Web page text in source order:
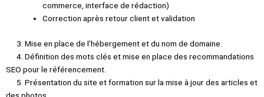
commerce, interface de rédaction)
Correction après retour client et validation
3. Mise en place de l’hébergement et du nom de domaine.
4. Définition des mots clés et mise en place des recommandations
SEO pour le référencement
5. Présentation du site et formation sur la mise à jour des articles et